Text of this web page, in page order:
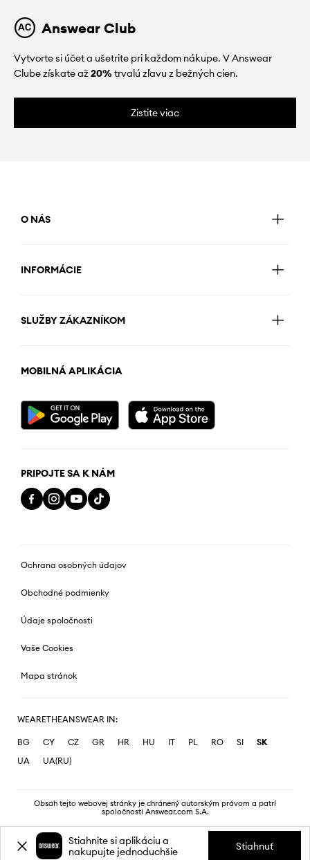
Answear Club
Vytvorte si účet a ušetrite pri každom nákupe. V Answear
Clube získate až20%trvalú zľavu z bežných cien.
Zistite viac
O NÁS
INFORMÁCIE
SLUŽBY ZÁKAZNÍKOM
MOBILNÁ APLIKÁCIA
PRIPOJTE SA K NÁM
Ochrana osobných údajov
Obchodné podmienky
Údaje spoločnosti
Vaše Cookies
Mapa stránok
WEARETHEANSWEAR IN:
BG CY CZ GR HR HU IT PL RO SI
SK
UA
UA(RU)
Obsah tejto webovej stránky je chránený autorským právom a patrí
spoločnosti Answear.com S.A.
Stiahnite si aplikáciu a
nakupujte jednoduchšie
Stiahnuť